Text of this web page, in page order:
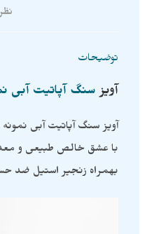
توضیحات
آویز سنگ آپاتیت آبی
آویز سنگ آپاتیت آبی
با عشق خالص طبیعی و
بهمراه زنجیر استیل ضد